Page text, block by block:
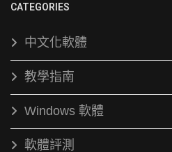
CATEGORIES
中文化軟體
教學指南
Windows 軟體
軟體評測